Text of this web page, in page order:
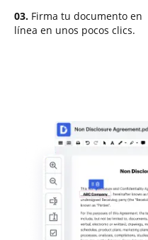
03. Firma tu documento en
línea en unos pocos clics.